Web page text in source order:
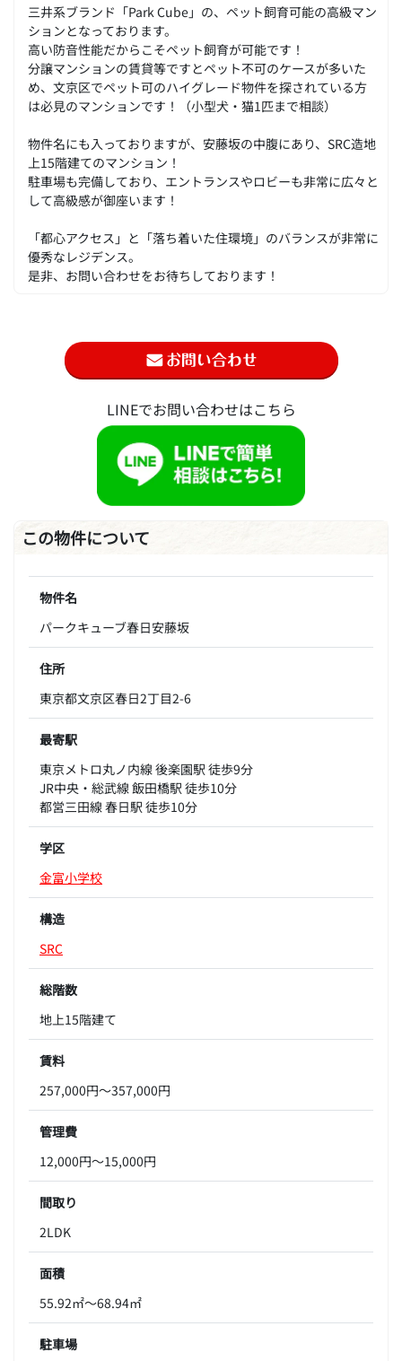
三井系ブランド「Park Cube」の、ペット飼育可能の高級マン
ションとなっております。
高い防音性能だからこそペット飼育が可能です！
分譲マンションの賃貸等ですとペット不可のケースが多いた
め、文京区でペット可のハイグレード物件を探されている方
は必見のマンションです！（小型犬・猫1匹まで相談）
物件名にも入っておりますが、安藤坂の中腹にあり、SRC造地
上15階建てのマンション！
駐車場も完備しており、エントランスやロビーも非常に広々と
して高級感が御座います！
「都心アクセス」と「落ち着いた住環境」のバランスが非常に
優秀なレジデンス。
是非、お問い合わせをお待ちしております！
LINEでお問い合わせはこちら
この物件について
物件名
パークキューブ春日安藤坂
住所
東京都文京区春日2丁目2-6
最寄駅
東京メトロ丸ノ内線 後楽園駅 徒歩9分
JR中央・総武線 飯田橋駅 徒歩10分
都営三田線 春日駅 徒歩10分
学区
金富小学校
構造
SRC
総階数
地上15階建て
賃料
257,000円～357,000円
管理費
12,000円～15,000円
間取り
2LDK
面積
55.92㎡～68.94㎡
駐車場